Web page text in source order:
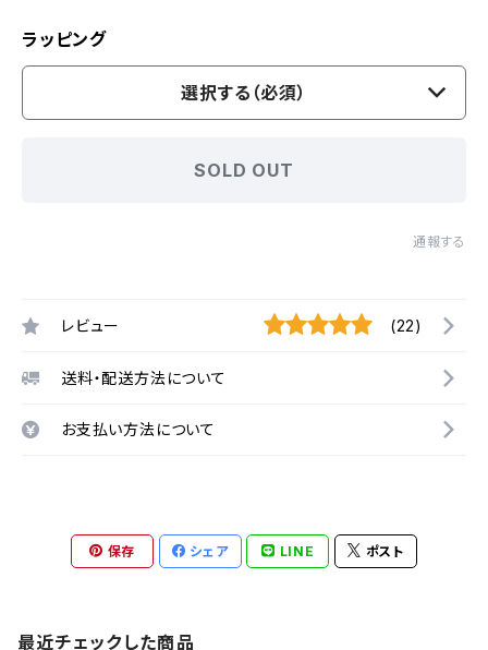
ラッピング
選択する（必須）
SOLD OUT
通報する
レビュー (22)
送料・配送方法について
お支払い方法について
保存 シェア LINE ポスト
最近チェックした商品